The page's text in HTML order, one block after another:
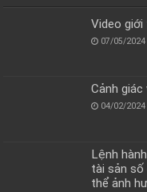
Video giới
07/05/2024
Cảnh
04/02/2024
Lệnh
tài sản số
thể ảnh